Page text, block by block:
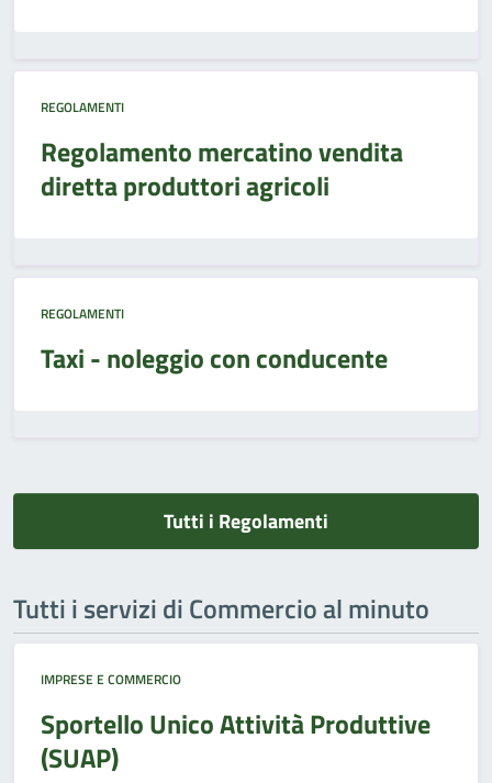
REGOLAMENTI
Regolamento mercatino vendita
diretta produttori agricoli
REGOLAMENTI
Taxi - noleggio con conducente
Tutti i Regolamenti
Tutti i servizi di Commercio al minuto
IMPRESE E COMMERCIO
Sportello Unico Attività Produttive
(SUAP)